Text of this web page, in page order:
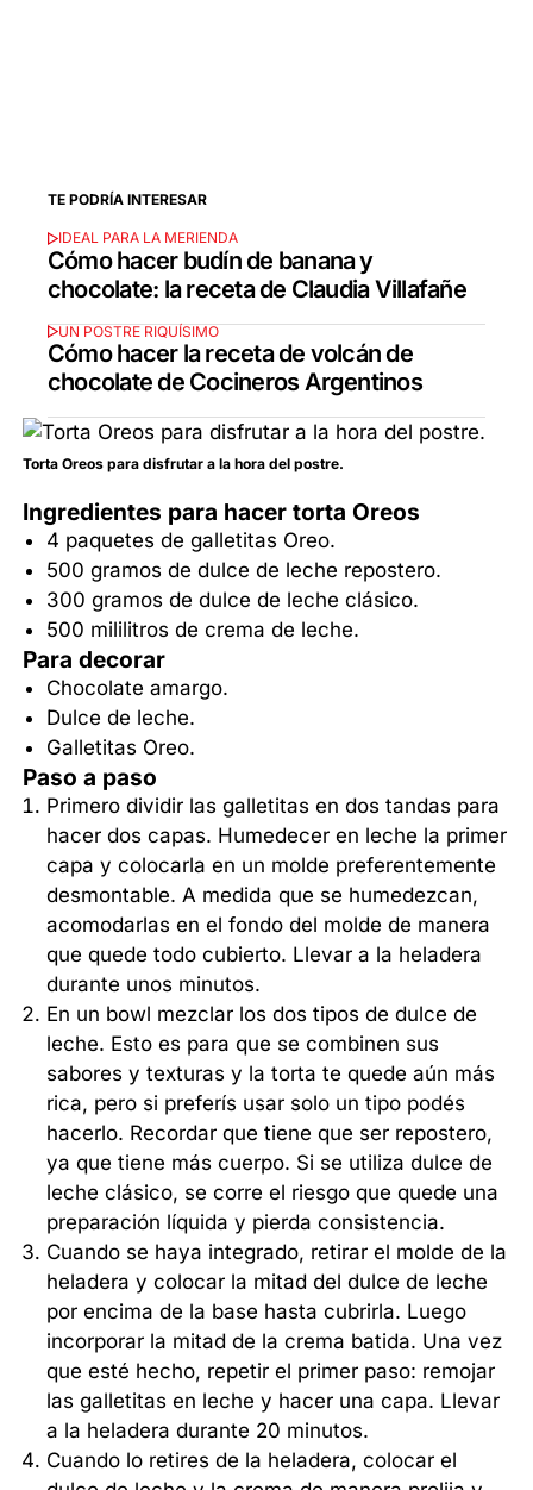
TE PODRÍA INTERESAR
IDEAL PARA LA MERIENDA
Cómo hacer budín de banana y
chocolate: la receta de Claudia Villafañe
UN POSTRE RIQUÍSIMO
Cómo hacer la receta de volcán de
chocolate de Cocineros Argentinos
Torta Oreos para disfrutar a la hora del postre.
Ingredientes para hacer torta Oreos
4 paquetes de galletitas Oreo.
500 gramos de dulce de leche repostero.
300 gramos de dulce de leche clásico.
500 mililitros de crema de leche.
Para decorar
Chocolate amargo.
Dulce de leche.
Galletitas Oreo.
Paso a paso
Primero dividir las galletitas en dos tandas para
hacer dos capas. Humedecer en leche la primer
capa y colocarla en un molde preferentemente
desmontable. A medida que se humedezcan,
acomodarlas en el fondo del molde de manera
que quede todo cubierto. Llevar a la heladera
durante unos minutos.
En un bowl mezclar los dos tipos de dulce de
leche. Esto es para que se combinen sus
sabores y texturas y la torta te quede aún más
rica, pero si preferís usar solo un tipo podés
hacerlo. Recordar que tiene que ser repostero,
ya que tiene más cuerpo. Si se utiliza dulce de
leche clásico, se corre el riesgo que quede una
preparación líquida y pierda consistencia.
Cuando se haya integrado, retirar el molde de la
heladera y colocar la mitad del dulce de leche
por encima de la base hasta cubrirla. Luego
incorporar la mitad de la crema batida. Una vez
que esté hecho, repetir el primer paso: remojar
las galletitas en leche y hacer una capa. Llevar
a la heladera durante 20 minutos.
Cuando lo retires de la heladera, colocar el